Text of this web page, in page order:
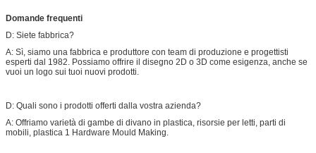
Domande frequenti
D: Siete fabbrica?
A: Sì, siamo una fabbrica e produttore con team di produzione e progettisti
esperti dal 1982. Possiamo offrire il disegno 2D o 3D come esigenza, anche se
vuoi un logo sui tuoi nuovi prodotti.
D: Quali sono i prodotti offerti dalla vostra azienda?
A: Offriamo varietà di gambe di divano in plastica, risorsie per letti, parti di
mobili, plastica 1 Hardware Mould Making.